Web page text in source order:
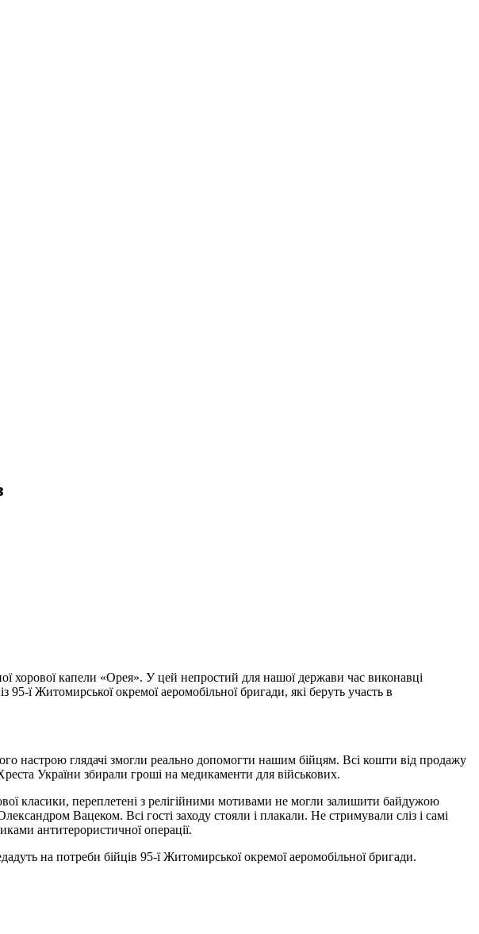
хорової капели «Орея». У цей непростий для нашої держави час виконавці
ї Житомирської окремої аеромобільної бригади, які беруть участь в
настрою глядачі змогли реально допомогти нашим бійцям. Всі кошти від продажу
України збирали гроші на медикаменти для військових.
класики, переплетені з релігійними мотивами не могли залишити байдужою
Вацеком. Всі гості заходу стояли і плакали. Не стримували сліз і самі
антитерористичної операції.
на потреби бійців 95-ї Житомирської окремої аеромобільної бригади.